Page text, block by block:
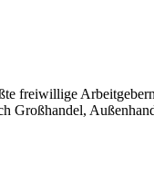
freiwillige
Großhandel,